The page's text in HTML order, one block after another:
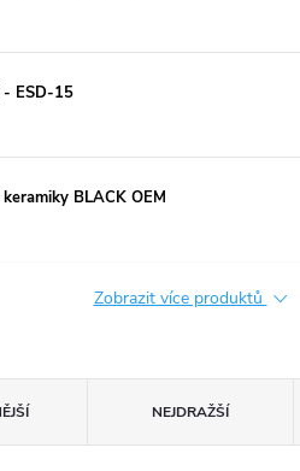
ESD-15
BLACK OEM
Zobrazit více produktů
NEJDRAŽŠÍ